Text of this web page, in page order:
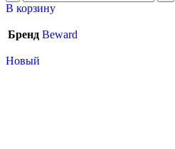
В корзину
Бренд Beward
Новый